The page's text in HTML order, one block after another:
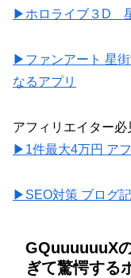
▶ホロライブ３D
▶ファンアート 星
なるアプリ
アフィリエイター必
▶1件最大4万円 ア
▶SEO対策 ブログ
GQuuuuuuX
ぎて驚愕する